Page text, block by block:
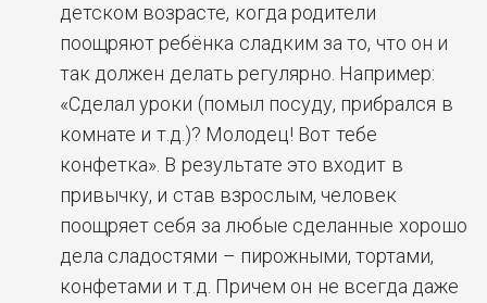
детском возрасте, когда родители
поощряют ребёнка сладким за то, что он и
так должен делать регулярно. Например:
«Сделал уроки (помыл посуду, прибрался в
комнате и т.д.)? Молодец! Вот тебе
конфетка». В результате это входит в
привычку, и став взрослым, человек
поощряет себя за любые сделанные хорошо
дела сладостями – пирожными, тортами,
конфетами и т.д. Причем он не всегда даже